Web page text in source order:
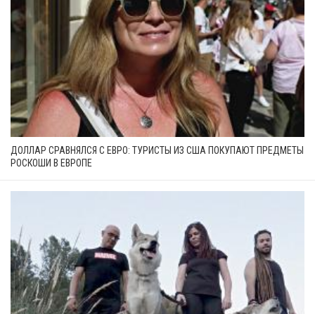
ДОЛЛАР СРАВНЯЛСЯ С ЕВРО: ТУРИСТЫ ИЗ США ПОКУПАЮТ ПРЕДМЕТЫ
РОСКОШИ В ЕВРОПЕ